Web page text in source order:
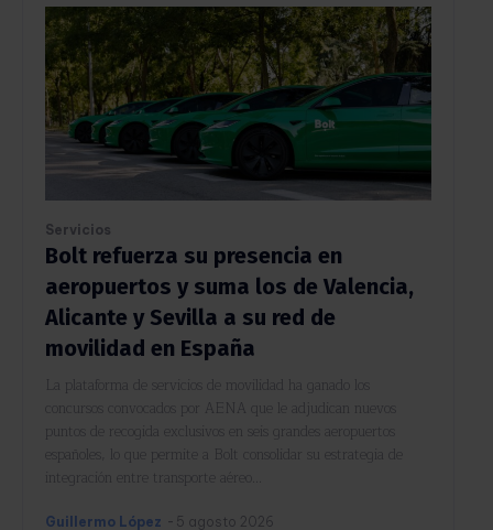
Servicios
Bolt refuerza su presencia en
aeropuertos y suma los de Valencia,
Alicante y Sevilla a su red de
movilidad en España
La plataforma de servicios de movilidad ha ganado los
concursos convocados por AENA que le adjudican nuevos
puntos de recogida exclusivos en seis grandes aeropuertos
españoles, lo que permite a Bolt consolidar su estrategia de
integración entre transporte aéreo...
Guillermo López - 5 agosto 2026